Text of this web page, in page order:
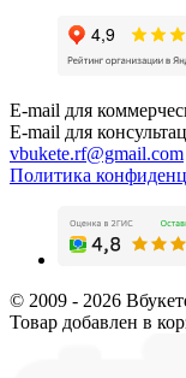
E-mail для
E-mail для
vbukete.rf@gmail.com
Политика
© 2009 - 2026
Товар добавлен в